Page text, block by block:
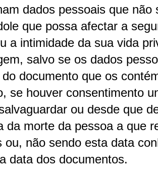
dados pessoais que não
que possa afectar a
a intimidade da sua vida
salvo se os dados
documento que os
se houver consentimento
ou desde que
da morte da pessoa a que
ou, não sendo esta data
data dos documentos.